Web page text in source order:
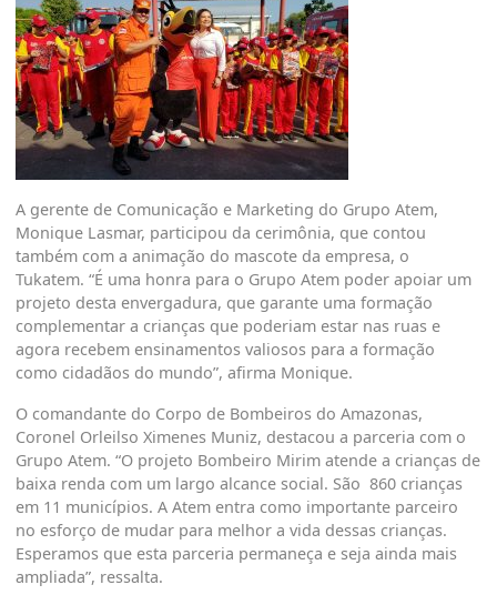
A gerente de Comunicação e Marketing do Grupo Atem,
Monique Lasmar, participou da cerimônia, que contou
também com a animação do mascote da empresa, o
Tukatem. “É uma honra para o Grupo Atem poder apoiar um
projeto desta envergadura, que garante uma formação
complementar a crianças que poderiam estar nas ruas e
agora recebem ensinamentos valiosos para a formação
como cidadãos do mundo”, afirma Monique.
O comandante do Corpo de Bombeiros do Amazonas,
Coronel Orleilso Ximenes Muniz, destacou a parceria com o
Grupo Atem. “O projeto Bombeiro Mirim atende a crianças de
baixa renda com um largo alcance social. São 860 crianças
em 11 municípios. A Atem entra como importante parceiro
no esforço de mudar para melhor a vida dessas crianças.
Esperamos que esta parceria permaneça e seja ainda mais
ampliada”, ressalta.